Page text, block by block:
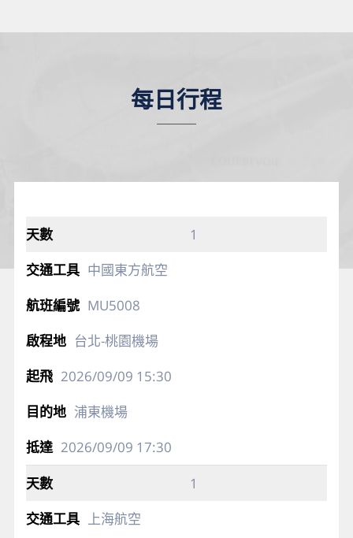
每日行程
1
中國東方航空
MU5008
台北-桃園機場
2026/09/09 15:30
浦東機場
2026/09/09 17:30
1
上海航空